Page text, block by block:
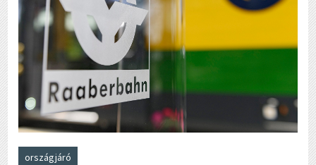
országjáró